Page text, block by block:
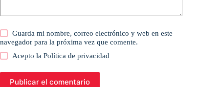
Guarda mi nombre, correo electrónico y web en este
navegador para la próxima vez que comente.
Acepto laPolítica de privacidad
Publicar el comentario